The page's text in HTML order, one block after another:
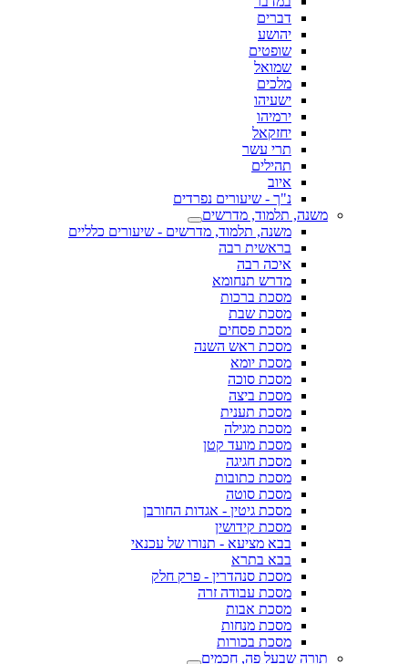
דברים
יהושע
שופטים
שמואל
מלכים
ישעיהו
ירמיהו
יחזקאל
תרי עשר
תהילים
איוב
נ"ך - שיעורים נפרדים
משנה, תלמוד, מדרשים
משנה, תלמוד, מדרשים - שיעורים כלליים
בראשית רבה
איכה רבה
מדרש תנחומא
מסכת ברכות
מסכת שבת
מסכת פסחים
מסכת ראש השנה
מסכת יומא
מסכת סוכה
מסכת ביצה
מסכת תענית
מסכת מגילה
מסכת מועד קטן
מסכת חגיגה
מסכת כתובות
מסכת סוטה
מסכת גיטין - אגדות החורבן
מסכת קידושין
בבא מציעא - תנורו של עכנאי
בבא בתרא
מסכת סנהדרין - פרק חלק
מסכת עבודה זרה
מסכת אבות
מסכת מנחות
מסכת בכורות
תורה שבעל פה, חכמים